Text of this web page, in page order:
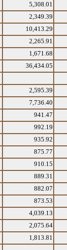
5,308.01
2,349.39
10,413.29
2,265.91
1,671.68
36,434.05
2,595.39
7,736.40
941.47
992.19
935.92
875.77
910.15
889.31
882.07
873.53
4,039.13
2,075.64
1,813.81